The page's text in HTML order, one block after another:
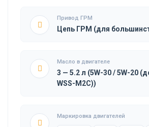
Привод ГРМ
Цепь ГРМ (для
Масло в двигателе
3 — 5.2 л (5W-30 / 5W-20
WSS-M2C))
Маркировка двигателей